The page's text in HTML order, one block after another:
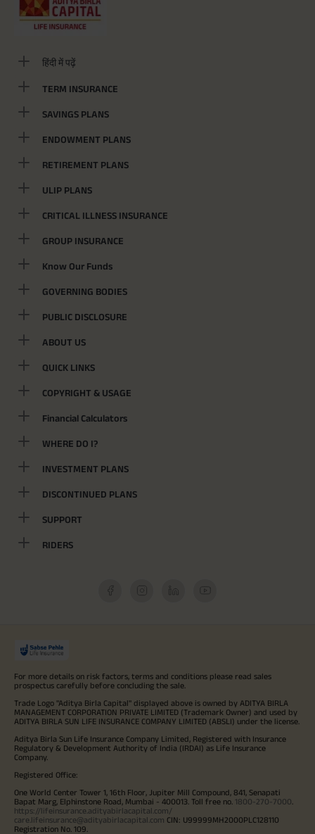
हिंदी में पढ़ें
TERM INSURANCE
SAVINGS PLANS
ENDOWMENT PLANS
RETIREMENT PLANS
ULIP PLANS
CRITICAL ILLNESS INSURANCE
GROUP INSURANCE
Know Our Funds
GOVERNING BODIES
PUBLIC DISCLOSURE
ABOUT US
QUICK LINKS
COPYRIGHT & USAGE
Financial Calculators
WHERE DO I?
INVESTMENT PLANS
DISCONTINUED PLANS
SUPPORT
RIDERS
For more details on risk factors, terms and conditions please read sales
prospectus carefully before concluding the sale.
Trade Logo "Aditya Birla Capital" displayed above is owned by ADITYA BIRLA
MANAGEMENT CORPORATION PRIVATE LIMITED (Trademark Owner) and used by
ADITYA BIRLA SUN LIFE INSURANCE COMPANY LIMITED (ABSLI) under the license.
Aditya Birla Sun Life Insurance Company Limited, Registered with Insurance
Regulatory & Development Authority of India (IRDAI) as Life Insurance
Company.
Registered Office:
One World Center Tower 1, 16th Floor, Jupiter Mill Compound, 841, Senapati
Bapat Marg, Elphinstone Road, Mumbai - 400013. Toll free no. 1800-270-7000
https://lifeinsurance.adityabirlacapital.com/
care.lifeinsurance@adityabirlacapital.com CIN: U99999MH2000PLC128110
Registration No. 109.